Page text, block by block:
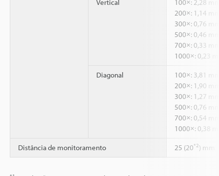
Vertical
100×: 2,28
200×: 1,14
300×: 0,76
500×: 0,46
700×: 0,33
1000×: 0,23
Diagonal
100×: 3,81
200×: 1,90
300×: 1,27
500×: 0,76
700×: 0,54
1000×: 0,38
Distância de monitoramento 25 (20*2) mm